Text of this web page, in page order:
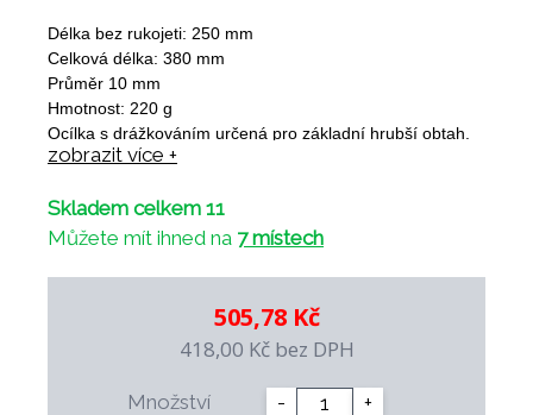
Délka bez rukojeti: 250 mm
Celková délka: 380 mm
Průměr 10 mm
Hmotnost: 220 g
Ocílka s drážkováním určená pro základní hrubší obtah.
Jádro je z ušlechtilé nástrojové vysoce legované oceli
vrstvou chromu, která je nerezová a zvyšuje tvrdost o
další 3-4 HRc.
zobrazit více +
Skladem celkem 11
Můžete mít ihned na 7 místech
505,78 Kč
418,00 Kč bez DPH
Množství - +